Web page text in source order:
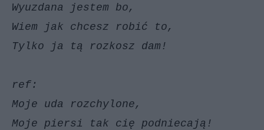
Wyuzdana jestem bo,
Wiem jak chcesz robić to,
Tylko ja tą rozkosz dam!
ref:
Moje uda rozchylone,
Moje piersi tak cię podniecają!